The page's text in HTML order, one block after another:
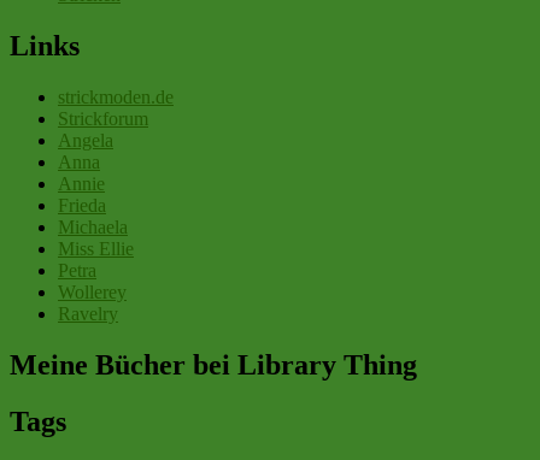
Links
strickmoden.de
Strickforum
Angela
Anna
Annie
Frieda
Michaela
Miss Ellie
Petra
Wollerey
Ravelry
Meine Bücher bei Library Thing
Tags